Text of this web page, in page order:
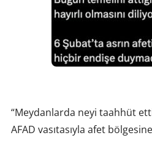
“Meydanlarda neyi taahhüt
AFAD vasıtasıyla afet bölgesine